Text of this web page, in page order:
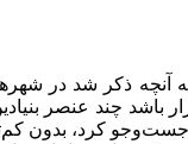
آنچه ذکر شد در
باشد چند عنصر
کرد، بدون